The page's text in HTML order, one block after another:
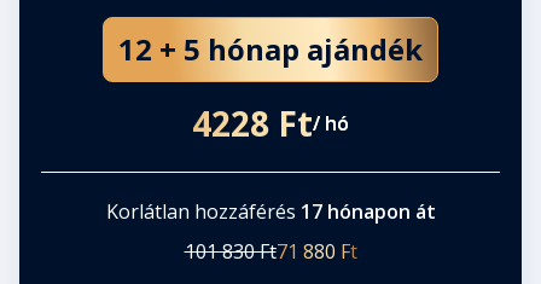
12 + 5 hónap ajándék
4228 Ft/ hó
Korlátlan hozzáférés 17 hónapon át
101 830 Ft71 880 Ft